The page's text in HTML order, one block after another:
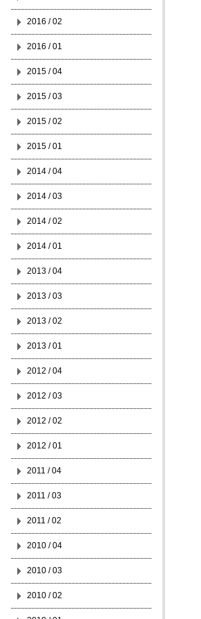
2016 / 02
2016 / 01
2015 / 04
2015 / 03
2015 / 02
2015 / 01
2014 / 04
2014 / 03
2014 / 02
2014 / 01
2013 / 04
2013 / 03
2013 / 02
2013 / 01
2012 / 04
2012 / 03
2012 / 02
2012 / 01
2011 / 04
2011 / 03
2011 / 02
2010 / 04
2010 / 03
2010 / 02